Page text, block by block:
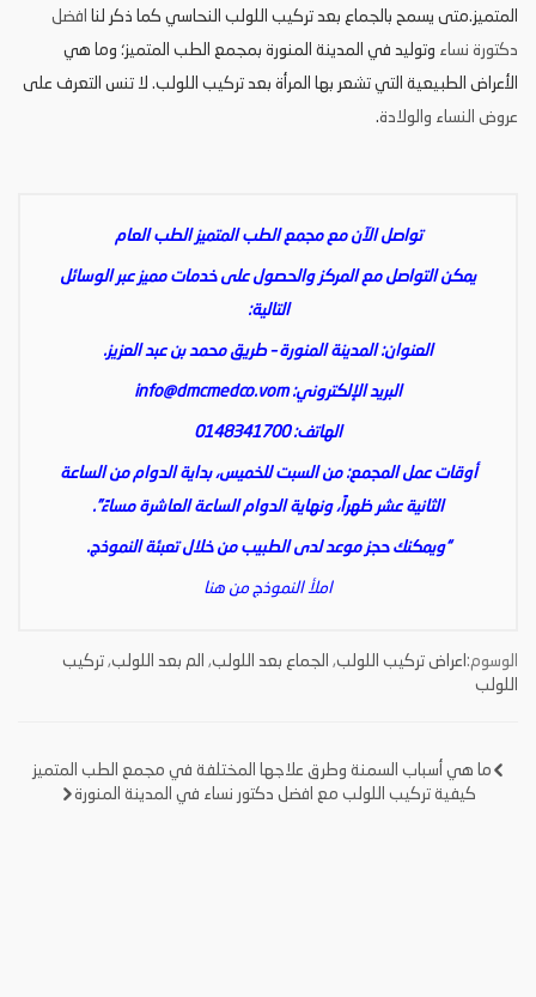
المتميز.متى يسمح بالجماع بعد تركيب اللولب النحاسي كما ذكر لنا افضل
دكتورة نساء وتوليد في المدينة المنورة بمجمع الطب المتميز؛ وما هي
الأعراض الطبيعية التي تشعر بها المرأة بعد تركيب اللولب. لا تنس التعرف على
عروض النساء والولادة.
تواصل الآن مع مجمع الطب المتميز الطب العام
يمكن التواصل مع المركز والحصول على خدمات مميز عبر الوسائل
التالية:
العنوان: المدينة المنورة – طريق محمد بن عبد العزيز.
البريد الإلكتروني:info@dmcmedco.vom
الهاتف: 0148341700
أوقات عمل المجمع: من السبت للخميس، بداية الدوام من الساعة
الثانية عشر ظهراً، ونهاية الدوام الساعة العاشرة مساءً”.
“ويمكنك حجز موعد لدى الطبيب من خلال تعبئة النموذج.
املأ النموذج من هنا
الوسوم: اعراض تركيب اللولب, الجماع بعد اللولب, الم بعد اللولب, تركيب
اللولب
تصفّح
ما هي أسباب السمنة وطرق علاجها المختلفة في مجمع الطب المتميز
كيفية تركيب اللولب مع افضل دكتور نساء في المدينة المنورة